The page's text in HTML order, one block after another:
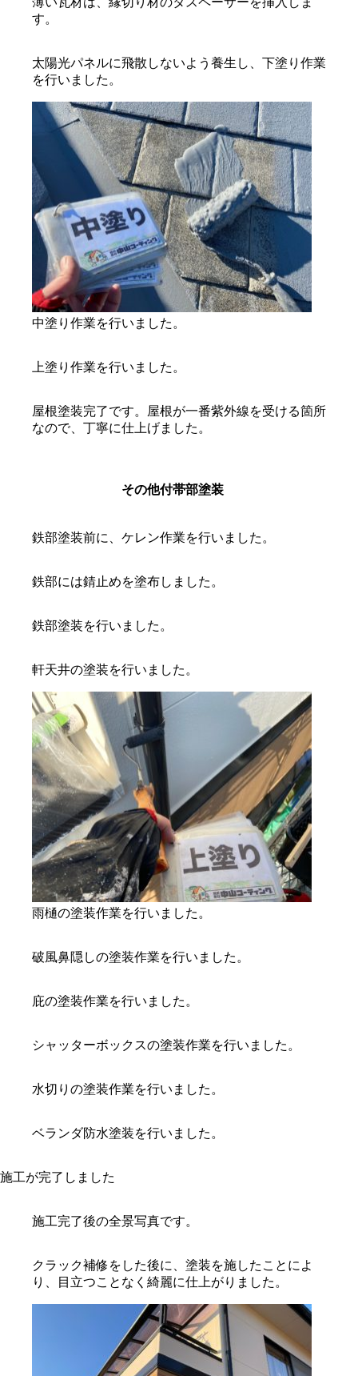
す。
太陽光パネルに飛散しないよう養生し、下塗り作業
を行いました。
中塗り作業を行いました。
上塗り作業を行いました。
屋根塗装完了です。屋根が一番紫外線を受ける箇所
なので、丁寧に仕上げました。
その他付帯部塗装
鉄部塗装前に、ケレン作業を行いました。
鉄部には錆止めを塗布しました。
鉄部塗装を行いました。
軒天井の塗装を行いました。
雨樋の塗装作業を行いました。
破風鼻隠しの塗装作業を行いました。
庇の塗装作業を行いました。
シャッターボックスの塗装作業を行いました。
水切りの塗装作業を行いました。
ベランダ防水塗装を行いました。
施工が完了しました
施工完了後の全景写真です。
クラック補修をした後に、塗装を施したことによ
り、目立つことなく綺麗に仕上がりました。